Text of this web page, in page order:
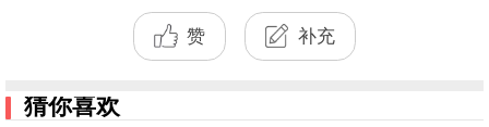
赞 补充
猜你喜欢